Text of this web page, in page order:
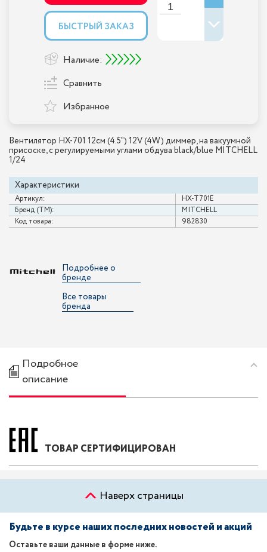
Вентилятор HX-701 12см (4.5") 12V (4W) диммер, на вакуумной
присоске, с регулируемыми углами обдува black/blue MITCHELL
1/24
Характеристики
Артикул:
HX-T701E
Бренд (ТМ):
MITCHELL
Код товара:
982830
БЫСТРЫЙ ЗАКАЗ
Наличие:
Сравнить
Избранное
Подробнее о
бренде
Все товары
бренда
Подробное
описание
ТОВАР СЕРТИФИЦИРОВАН
Наверх страницы
Будьте в курсе наших последних новостей и акций
Оставьте ваши данные в форме ниже.